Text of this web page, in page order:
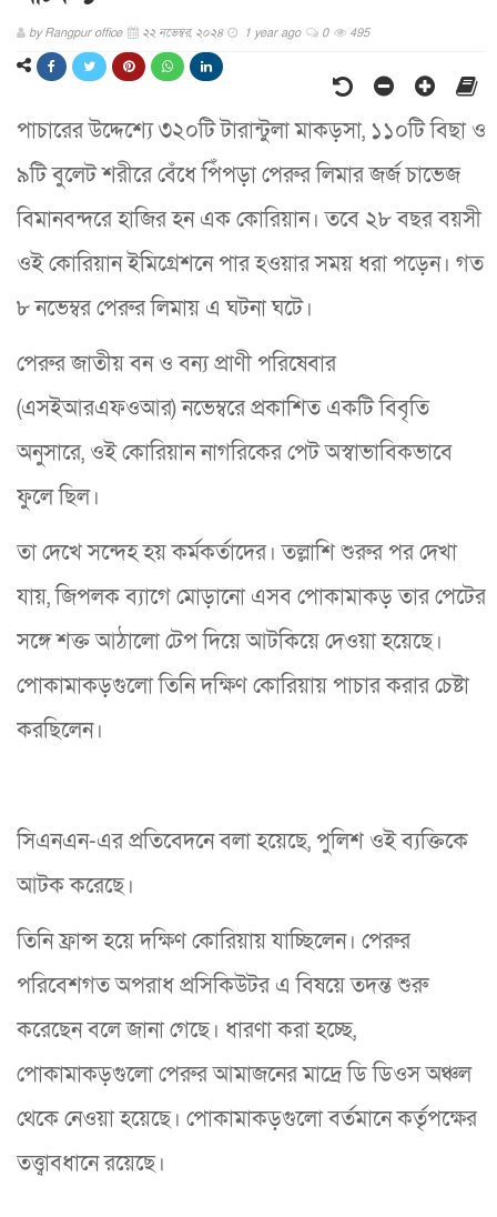
byRangpur office ২২ নভেম্বর, ২০২৪ 1 year ago 0 495
পাচারের উদ্দেশ্যে ৩২০টি টারান্টুলা মাকড়সা, ১১০টি বিছা ও
৯টি বুলেট শরীরে বেঁধে পিঁপড়া পেরুর লিমার জর্জ চাভেজ
বিমানবন্দরে হাজির হন এক কোরিয়ান। তবে ২৮ বছর বয়সী
ওই কোরিয়ান ইমিগ্রেশনে পার হওয়ার সময় ধরা পড়েন। গত
৮ নভেম্বর পেরুর লিমায় এ ঘটনা ঘটে।
পেরুর জাতীয় বন ও বন্য প্রাণী পরিষেবার
(এসইআরএফওআর) নভেম্বরে প্রকাশিত একটি বিবৃতি
অনুসারে, ওই কোরিয়ান নাগরিকের পেট অস্বাভাবিকভাবে
ফুলে ছিল।
তা দেখে সন্দেহ হয় কর্মকর্তাদের। তল্লাশি শুরুর পর দেখা
যায়, জিপলক ব্যাগে মোড়ানো এসব পোকামাকড় তার পেটের
সঙ্গে শক্ত আঠালো টেপ দিয়ে আটকিয়ে দেওয়া হয়েছে।
পোকামাকড়গুলো তিনি দক্ষিণ কোরিয়ায় পাচার করার চেষ্টা
করছিলেন।
সিএনএন-এর প্রতিবেদনে বলা হয়েছে, পুলিশ ওই ব্যক্তিকে
আটক করেছে।
তিনি ফ্রান্স হয়ে দক্ষিণ কোরিয়ায় যাচ্ছিলেন। পেরুর
পরিবেশগত অপরাধ প্রসিকিউটর এ বিষয়ে তদন্ত শুরু
করেছেন বলে জানা গেছে। ধারণা করা হচ্ছে,
পোকামাকড়গুলো পেরুর আমাজনের মাদ্রে ডি ডিওস অঞ্চল
থেকে নেওয়া হয়েছে। পোকামাকড়গুলো বর্তমানে কর্তৃপক্ষের
তত্ত্বাবধানে রয়েছে।